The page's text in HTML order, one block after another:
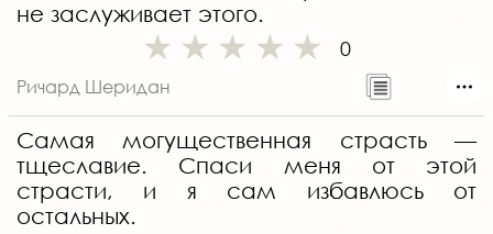
не заслуживает этого.
0
Ричард Шеридан
Самая могущественная страсть —
тщеславие. Спаси меня от этой
страсти, и я сам избавлюсь от
остальных.